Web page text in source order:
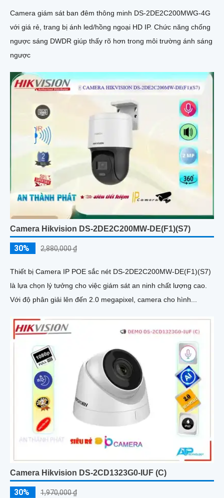
Camera giám sát ban đêm thông minh DS-2DE2C200MWG-4G
với giá rẻ, trang bị ánh led/hồng ngoại HD IP. Chức năng chống
ngược sáng DWDR giúp thấy rõ hơn trong môi trường ánh sáng
ngược
Camera Hikvision DS-2DE2C200MW-DE(F1)(S7)
30% 2,880,000 ₫
Thiết bị Camera IP POE sắc nét DS-2DE2C200MW-DE(F1)(S7)
là lựa chọn lý tưởng cho việc giám sát an ninh chất lượng cao.
Với độ phân giải lên đến 2.0 megapixel, camera cho hình...
Camera Hikvision DS-2CD1323G0-IUF (C)
30% 1,970,000 ₫